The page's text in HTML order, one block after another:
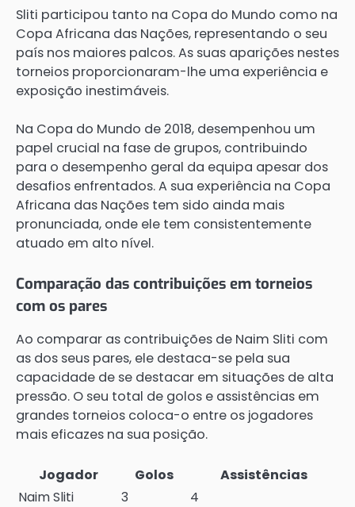
Sliti participou tanto na Copa do Mundo como na
Copa Africana das Nações, representando o seu
país nos maiores palcos. As suas aparições nestes
torneios proporcionaram-lhe uma experiência e
exposição inestimáveis.
Na Copa do Mundo de 2018, desempenhou um
papel crucial na fase de grupos, contribuindo
para o desempenho geral da equipa apesar dos
desafios enfrentados. A sua experiência na Copa
Africana das Nações tem sido ainda mais
pronunciada, onde ele tem consistentemente
atuado em alto nível.
Comparação das contribuições em torneios
com os pares
Ao comparar as contribuições de Naim Sliti com
as dos seus pares, ele destaca-se pela sua
capacidade de se destacar em situações de alta
pressão. O seu total de golos e assistências em
grandes torneios coloca-o entre os jogadores
mais eficazes na sua posição.
Jogador Golos
Assistências
Naim Sliti
3
4